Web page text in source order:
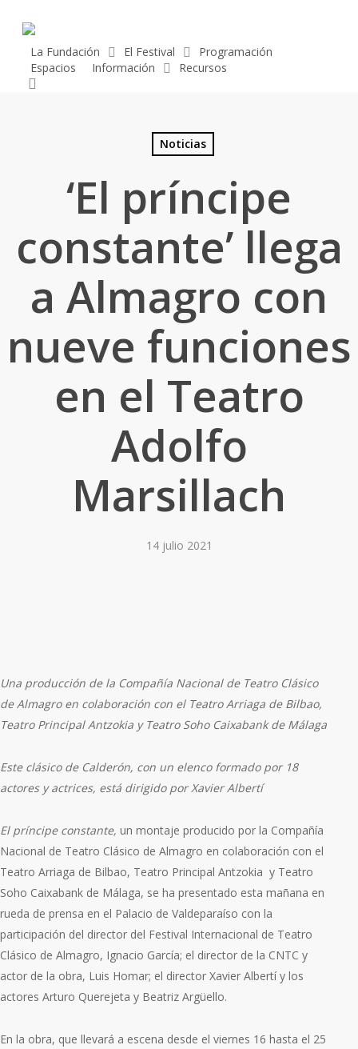
content
La Fundación El Festival
Programación
Espacios
Información Recursos
Noticias
‘El príncipe
constante’ llega
a Almagro con
nueve funciones
en el Teatro
Adolfo
Marsillach
14 julio 2021
Una producción de la Compañía Nacional de Teatro Clásico
de Almagro en colaboración con el Teatro Arriaga de Bilbao,
Teatro Principal Antzokia y Teatro Soho Caixabank de Málaga
Este clásico de Calderón, con un elenco formado por 18
actores y actrices, está dirigido por Xavier Albertí
El príncipe constante, un montaje producido por la Compañía
Nacional de Teatro Clásico de Almagro en colaboración con el
Teatro Arriaga de Bilbao, Teatro Principal Antzokia y Teatro
Soho Caixabank de Málaga, se ha presentado esta mañana en
rueda de prensa en el Palacio de Valdeparaíso con la
participación del director del Festival Internacional de Teatro
Clásico de Almagro, Ignacio García; el director de la CNTC y
actor de la obra, Luis Homar; el director Xavier Albertí y los
actores Arturo Querejeta y Beatriz Argüello.
En la obra, que llevará a escena desde el viernes 16 hasta el 25